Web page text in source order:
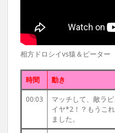
相方ドロシイvs猿＆ピーター
時間 動き
00:03
マッチして、敵ラ
イヤ*2！？もうこ
ました。